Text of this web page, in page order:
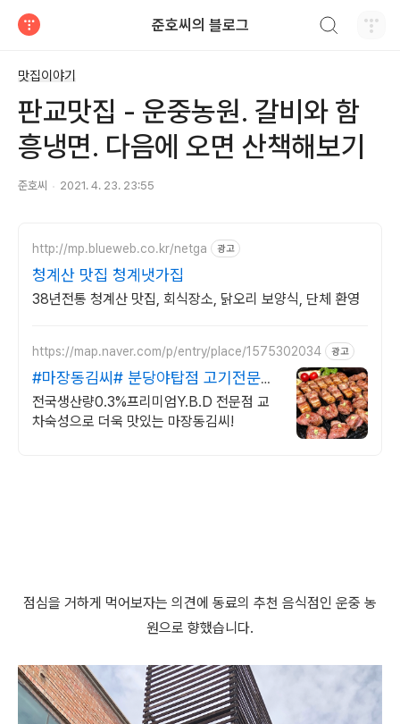
준호씨의 블로그
맛집이야기
판교맛집 - 운중농원. 갈비와 함
흥냉면. 다음에 오면 산책해보기
준호씨 2021. 4. 23. 23:55
http://mp.blueweb.co.kr/netga 광고
청계산 맛집 청계냇가집
38년전통 청계산 맛집, 회식장소, 닭오리 보양식, 단체 환영
https://map.naver.com/p/entry/place/1575302034 광고
#마장동김씨# 분당야탑점 고기전문
제단사가 구워주는집
전국생산량0.3%프리미엄Y.B.D 전문점 교
차숙성으로 더욱 맛있는 마장동김씨!
점심을 거하게 먹어보자는 의견에 동료의 추천 음식점인 운중 농
원으로 향했습니다.